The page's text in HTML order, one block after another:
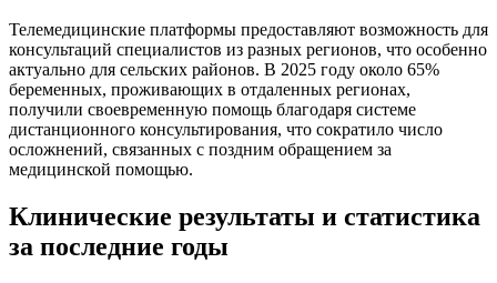
Телемедицинские платформы предоставляют возможность для
консультаций специалистов из разных регионов, что особенно
актуально для сельских районов. В 2025 году около 65%
беременных, проживающих в отдаленных регионах,
получили своевременную помощь благодаря системе
дистанционного консультирования, что сократило число
осложнений, связанных с поздним обращением за
медицинской помощью.
Клинические результаты и статистика
за последние годы